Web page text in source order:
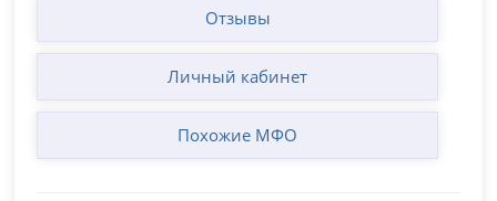
Отзывы
Личный кабинет
Похожие МФО